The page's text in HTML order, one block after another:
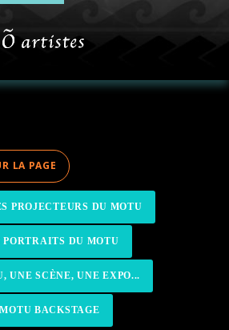
LA PAGE
PROJECTEURS DU MOTU
PORTRAITS DU MOTU
UNE SCÈNE, UNE EXPO...
MOTU BACKSTAGE